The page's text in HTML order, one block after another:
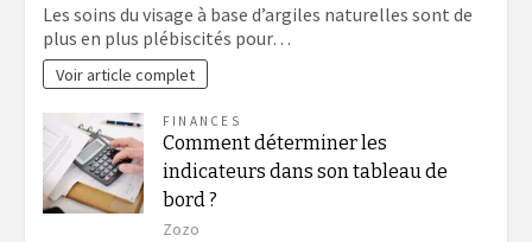
Les soins du visage à base d’argiles naturelles sont de
plus en plus plébiscités pour…
Voir article complet
FINANCES
Comment déterminer les
indicateurs dans son tableau de
bord ?
Zozo